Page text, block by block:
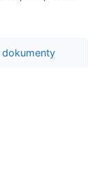
dokumenty